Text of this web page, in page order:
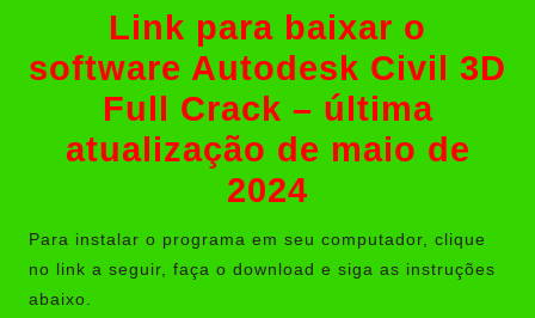
Link para baixar o
software Autodesk Civil 3D
Full Crack – última
atualização de maio de
2024
Para instalar o programa em seu computador, clique
no link a seguir, faça o download e siga as instruções
abaixo.